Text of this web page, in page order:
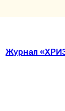
Журнал